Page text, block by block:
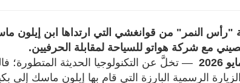
"رأس النمر" من قوانغشي التي ارتداها ابن إيلون
مع شركة هواتو للسياحة لمقابلة الحرفيين.
— تخلَّ عن التكنولوجيا الحديثة المتطورة؛
الزيارة الرسمية البارزة التي قام بها إيلون ماسك